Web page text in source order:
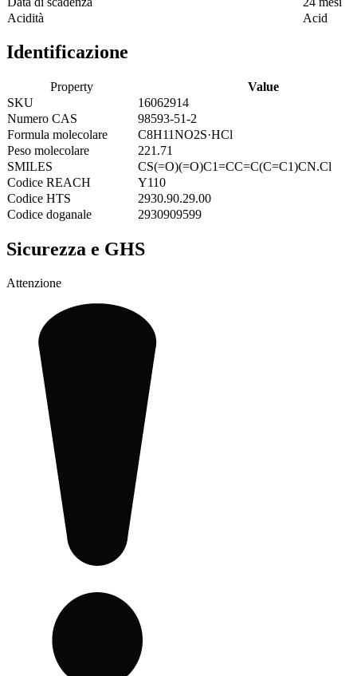
Acidità
Acid
Identificazione
Property
Value
SKU
16062914
Numero CAS
98593-51-2
Formula molecolare
C8H11NO2S·HCl
Peso molecolare
221.71
SMILES
CS(=O)(=O)C1=CC=C(C=C1)CN.Cl
Codice REACH
Y110
Codice HTS
2930.90.29.00
Codice doganale
2930909599
Sicurezza e GHS
Attenzione